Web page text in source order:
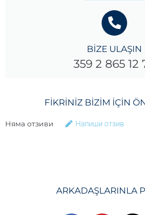
BİZE ULAŞIN
359 2 865 12
FIKRINIZ BIZIM IÇIN
Няма отзиви Напиши отзив
ARKADAŞLARINLA